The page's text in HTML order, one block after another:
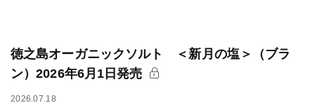
徳之島オーガニックソルト ＜新月の塩＞（ブラ
ン）2026年6月1日発売
2026.07.18